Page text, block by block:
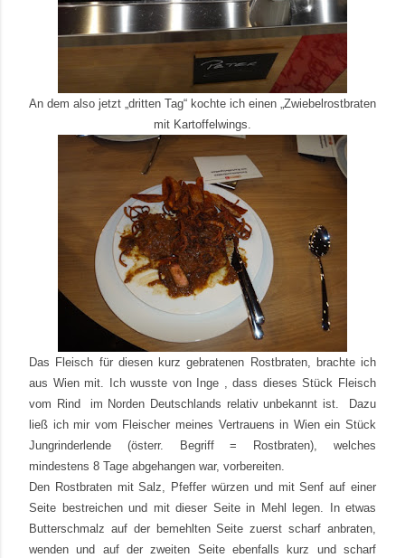
An dem also jetzt „dritten Tag“ kochte ich einen „Zwiebelrostbraten
mit Kartoffelwings.
Das Fleisch für diesen kurz gebratenen Rostbraten, brachte ich
aus Wien mit. Ich wusste von Inge , dass dieses Stück Fleisch
vom Rind im Norden Deutschlands relativ unbekannt ist. Dazu
ließ ich mir vom Fleischer meines Vertrauens in Wien ein Stück
Jungrinderlende (österr. Begriff = Rostbraten), welches
mindestens 8 Tage abgehangen war, vorbereiten.
Den Rostbraten mit Salz, Pfeffer würzen und mit Senf auf einer
Seite bestreichen und mit dieser Seite in Mehl legen. In etwas
Butterschmalz auf der bemehlten Seite zuerst scharf anbraten,
wenden und auf der zweiten Seite ebenfalls kurz und scharf